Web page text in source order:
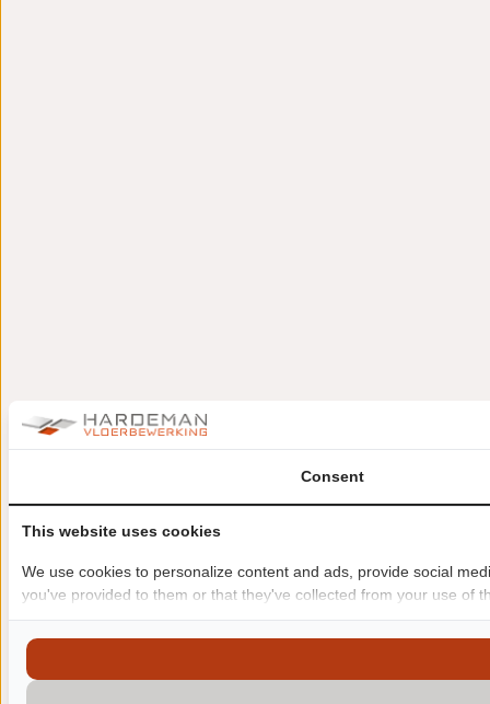
Consent
This website uses cookies
We use cookies to personalize content and ads, provide social
you've provided to them or that they've collected from your use of